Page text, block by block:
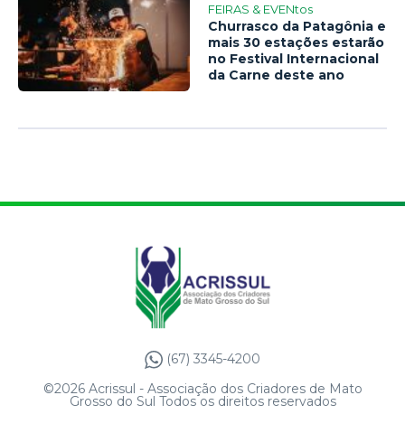
FEIRAS & EVENtos
Churrasco da Patagônia e
mais 30 estações estarão
no Festival Internacional
da Carne deste ano
(67) 3345-4200
©2026 Acrissul - Associação dos Criadores de Mato
Grosso do Sul Todos os direitos reservados